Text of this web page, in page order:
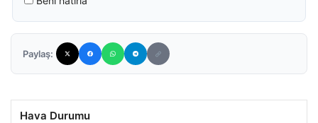
Paylaş:
Hava Durumu